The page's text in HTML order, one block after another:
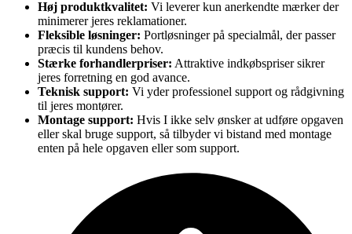
Høj produktkvalitet: Vi leverer kun anerkendte mærker der
minimerer jeres reklamationer.
Fleksible løsninger: Portløsninger på specialmål, der passer
præcis til kundens behov.
Stærke forhandlerpriser: Attraktive indkøbspriser sikrer
jeres forretning en god avance.
Teknisk support: Vi yder professionel support og rådgivning
til jeres montører.
Montage support: Hvis I ikke selv ønsker at udføre opgaven
eller skal bruge support, så tilbyder vi bistand med montage
enten på hele opgaven eller som support.